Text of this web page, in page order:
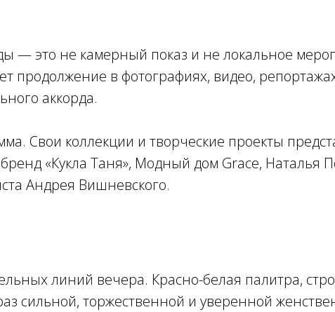
— это не камерный показ и не локальное
продолжение в фотографиях, видео,
аккорда.
Свои коллекции и творческие проекты
«Кукла Таня», Модный дом Grace, Наталья
Андрея Вишневского.
линий вечера. Красно-белая палитра,
сильной, торжественной и уверенной